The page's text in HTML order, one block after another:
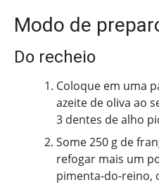
Modo de
Do recheio
Coloque em uma
azeite de oliva ao
3 dentes de alho
Some 250 g de
refogar mais um
pimenta-do-reino,